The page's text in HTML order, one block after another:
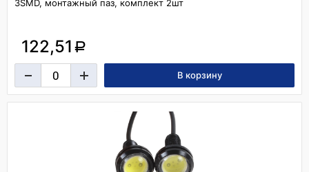
3SMD, монтажный паз, комплект 2шт
122,51 a